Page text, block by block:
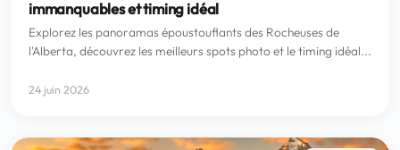
immanquables et timing idéal
Explorez les panoramas époustouflants des Rocheuses de
l'Alberta, découvrez les meilleurs spots photo et le timing idéal...
24 juin 2026